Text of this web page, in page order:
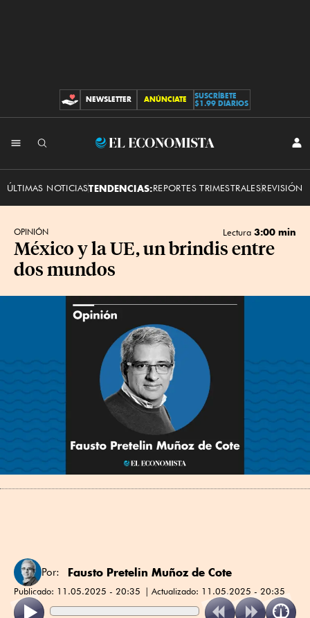
CONTRIBUCIONES
NEWSLETTER ANÚNCIATE
SUSCRÍBETE
$1.99 DIARIOS
El
ÚLTIMAS NOTICIASTENDENCIAS:REPORTES TRIMESTRALESREVISIÓN
OPINIÓN Lectura 3:00 min
México y la UE, un brindis entre
dos mundos
Por: Fausto Pretelin Muñoz de Cote
Publicado: 11.05.2025 - 20:35 Actualizado: 11.05.2025 - 20:35